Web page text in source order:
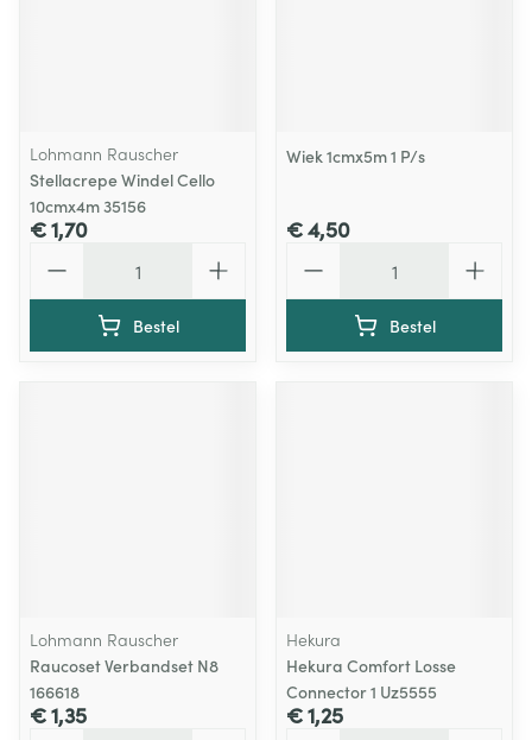
Lohmann Rauscher
Stellacrepe Windel Cello
10cmx4m 35156
€ 1,70
Bestel
Wiek 1cmx5m 1 P/s
€ 4,50
Bestel
Lohmann Rauscher
Raucoset Verbandset N8
166618
€ 1,35
Hekura
Hekura Comfort Losse
Connector 1 Uz5555
€ 1,25